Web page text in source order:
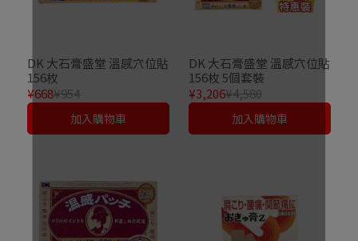
DK 大石膏盛堂 溫感穴位貼
156枚
¥668¥954
加入購物車
DK 大石膏盛堂 溫感穴位貼
156枚 5個套裝
¥3,206¥4,580
加入購物車